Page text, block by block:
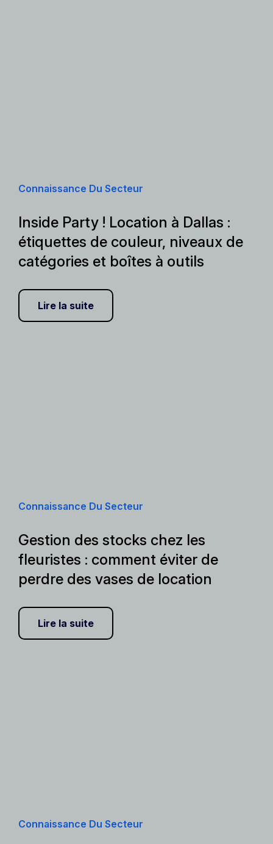
Connaissance Du Secteur
Inside Party ! Location à Dallas :
étiquettes de couleur, niveaux de
catégories et boîtes à outils
Lire la suite
Connaissance Du Secteur
Gestion des stocks chez les
fleuristes : comment éviter de
perdre des vases de location
Lire la suite
Connaissance Du Secteur